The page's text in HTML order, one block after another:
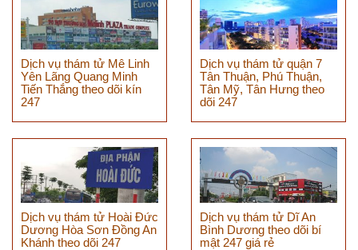
Dịch vụ thám tử Mê Linh
Yên Lãng Quang Minh
Tiến Thắng theo dõi kín
247
Dịch vụ thám tử quận 7
Tân Thuận, Phú Thuận,
Tân Mỹ, Tân Hưng theo
dõi 247
Dịch vụ thám tử Hoài Đức
Dương Hòa Sơn Đồng An
Khánh theo dõi 247
Dịch vụ thám tử Dĩ An
Bình Dương theo dõi bí
mật 247 giá rẻ